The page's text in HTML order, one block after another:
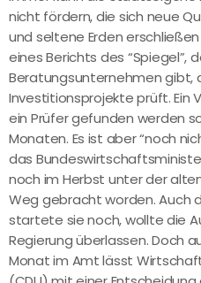
nicht fördern, die sich neue
und seltene Erden
eines Berichts des “Spiegel”,
Beratungsunternehmen gibt,
Investitionsprojekte prüft. Ein
ein Prüfer gefunden werden
Monaten. Es ist aber “noch
das
noch im Herbst unter der
Weg gebracht worden. Auch
startete sie noch, wollte die
Regierung überlassen. Doch
Monat im Amt lässt